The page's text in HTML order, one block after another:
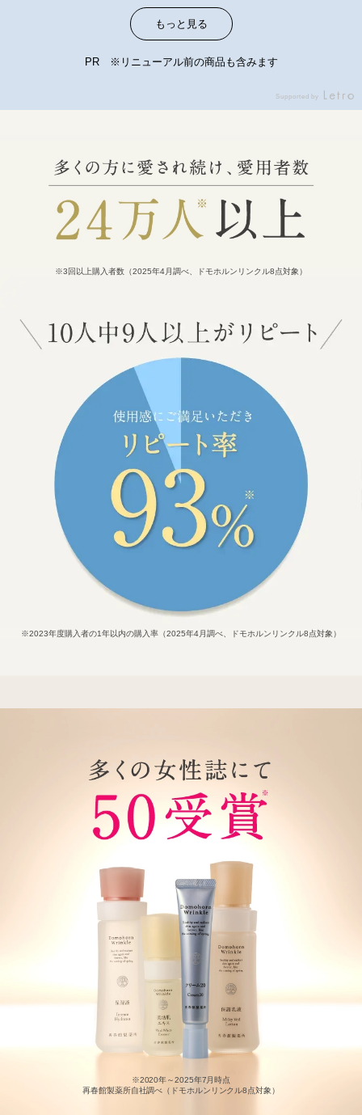
は…もう11年以上値上がりして
いないと思います 価格はそのま
まで内容量を減らす、というこ
とも無かったと思います この物
もどれもとても伸びが良く感じ
ます。 つけていくにつれて肌が
だんだんとろみを帯びて柔らか
くなっていくような感じで本当
っかり浸透していく感じが自分
でもとても実感しやすくてさら
もっと見る
PR ※リニューアル前の商品も含みます
Supported by
※3回以上購入者数（2025年4月調べ、ドモホルンリンクル8点対象）
※2023年度購入者の1年以内の購入率（2025年4月調べ、ドモホルンリンクル8点対象）
※2020年～2025年7月時点
再春館製薬所自社調べ（ドモホルンリンクル8点対象）